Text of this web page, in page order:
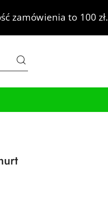
zamówienia to 100 zł.